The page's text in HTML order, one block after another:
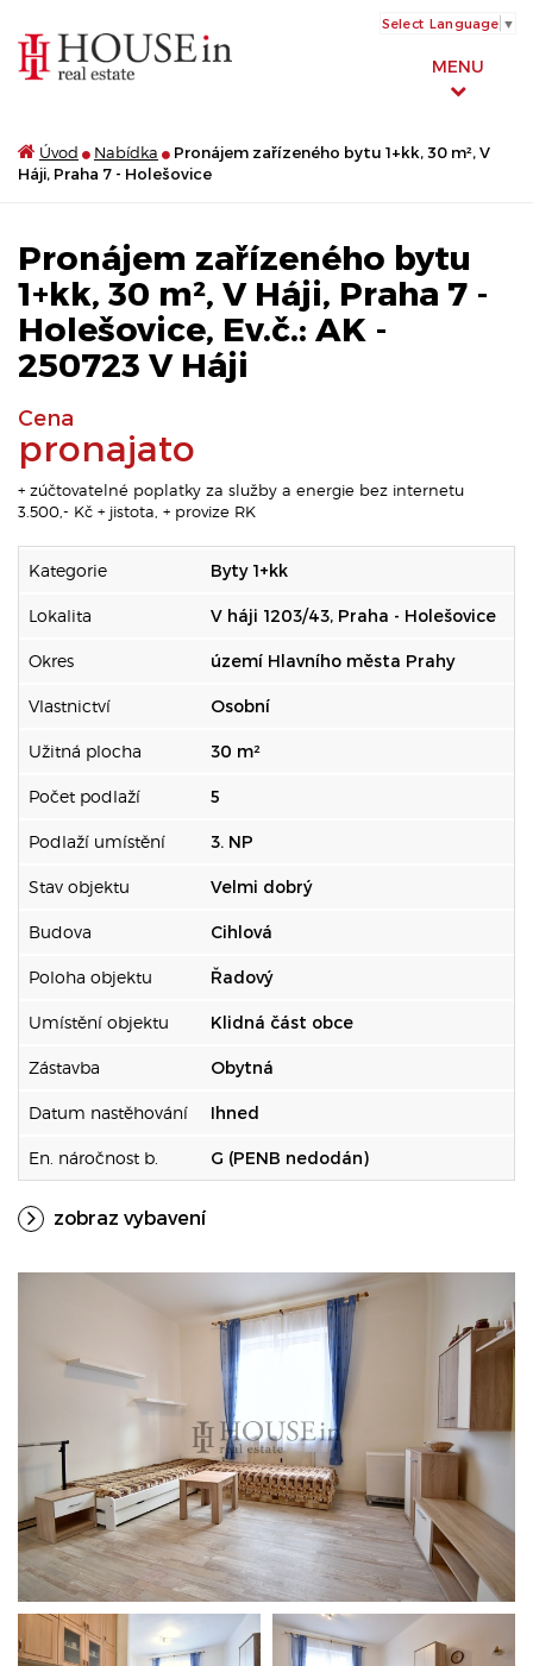
MENU
Select Language ▼
Úvod Nabídka
Pronájem zařízeného bytu 1+kk, 30 m², V
Háji, Praha 7 - Holešovice
Pronájem zařízeného bytu
1+kk, 30 m², V Háji, Praha 7 -
Holešovice, Ev.č.: AK -
250723 V Háji
Cena
pronajato
+ zúčtovatelné poplatky za služby a energie bez internetu
3.500,- Kč + jistota, + provize RK
Kategorie Byty 1+kk
Lokalita V háji 1203/43, Praha - Holešovice
Okres území Hlavního města Prahy
Vlastnictví Osobní
Užitná plocha 30 m²
Počet podlaží 5
Podlaží umístění 3. NP
Stav objektu Velmi dobrý
Budova Cihlová
Poloha objektu Řadový
Umístění objektu Klidná část obce
Zástavba Obytná
Datum nastěhování Ihned
En. náročnost b. G (PENB nedodán)
zobraz vybavení